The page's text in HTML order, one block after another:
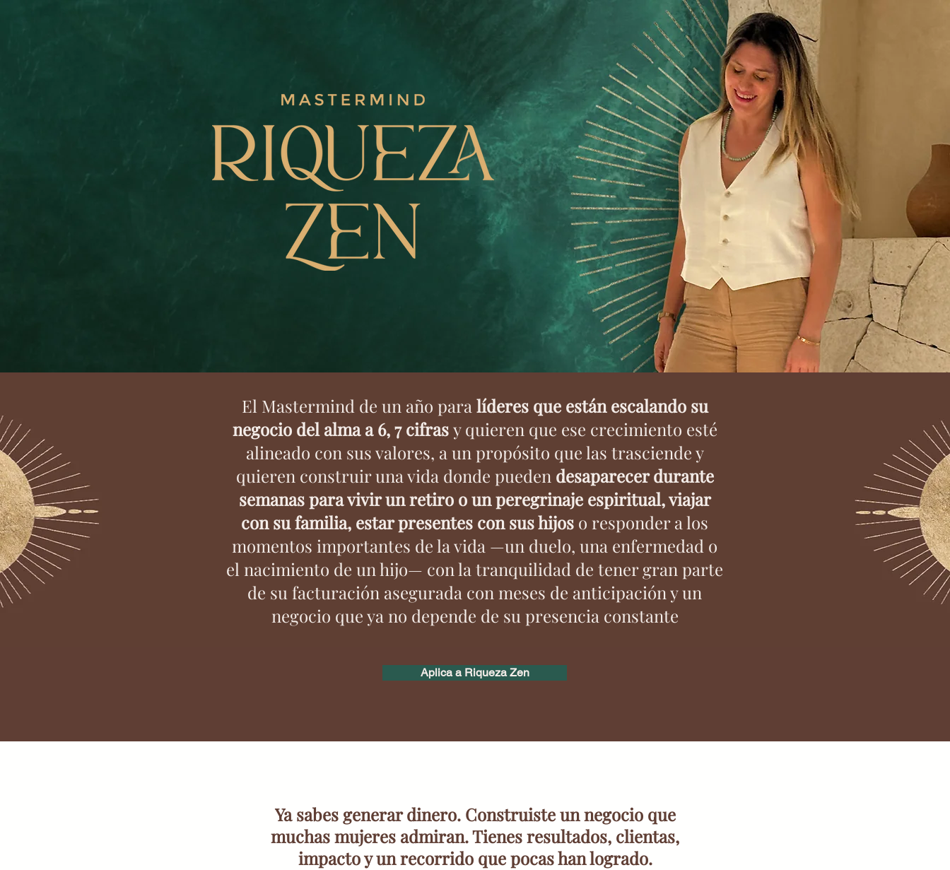
El Mastermind de un año para líderes que están escalando su
negocio del alma a 6, 7 cifrasy quieren que ese crecimiento esté
alineado con sus valores, a un propósito que las trasciende y
quieren construir una vida donde pueden desaparecer durante
semanas para vivir un retiro o un peregrinaje espiritual, viajar
con su familia, estar presentes con sus hijos o responder a los
momentos importantes de la vida —un duelo, una enfermedad o
el nacimiento de un hijo— con la tranquilidad de tener gran parte
de su facturación asegurada con meses de anticipación y un
negocio que ya no depende de su presencia constante
Aplica a Riqueza Zen
Ya sabes generar dinero. Construiste un negocio que
muchas mujeres admiran. Tienes resultados, clientas,
impacto y un recorrido que pocas han logrado.